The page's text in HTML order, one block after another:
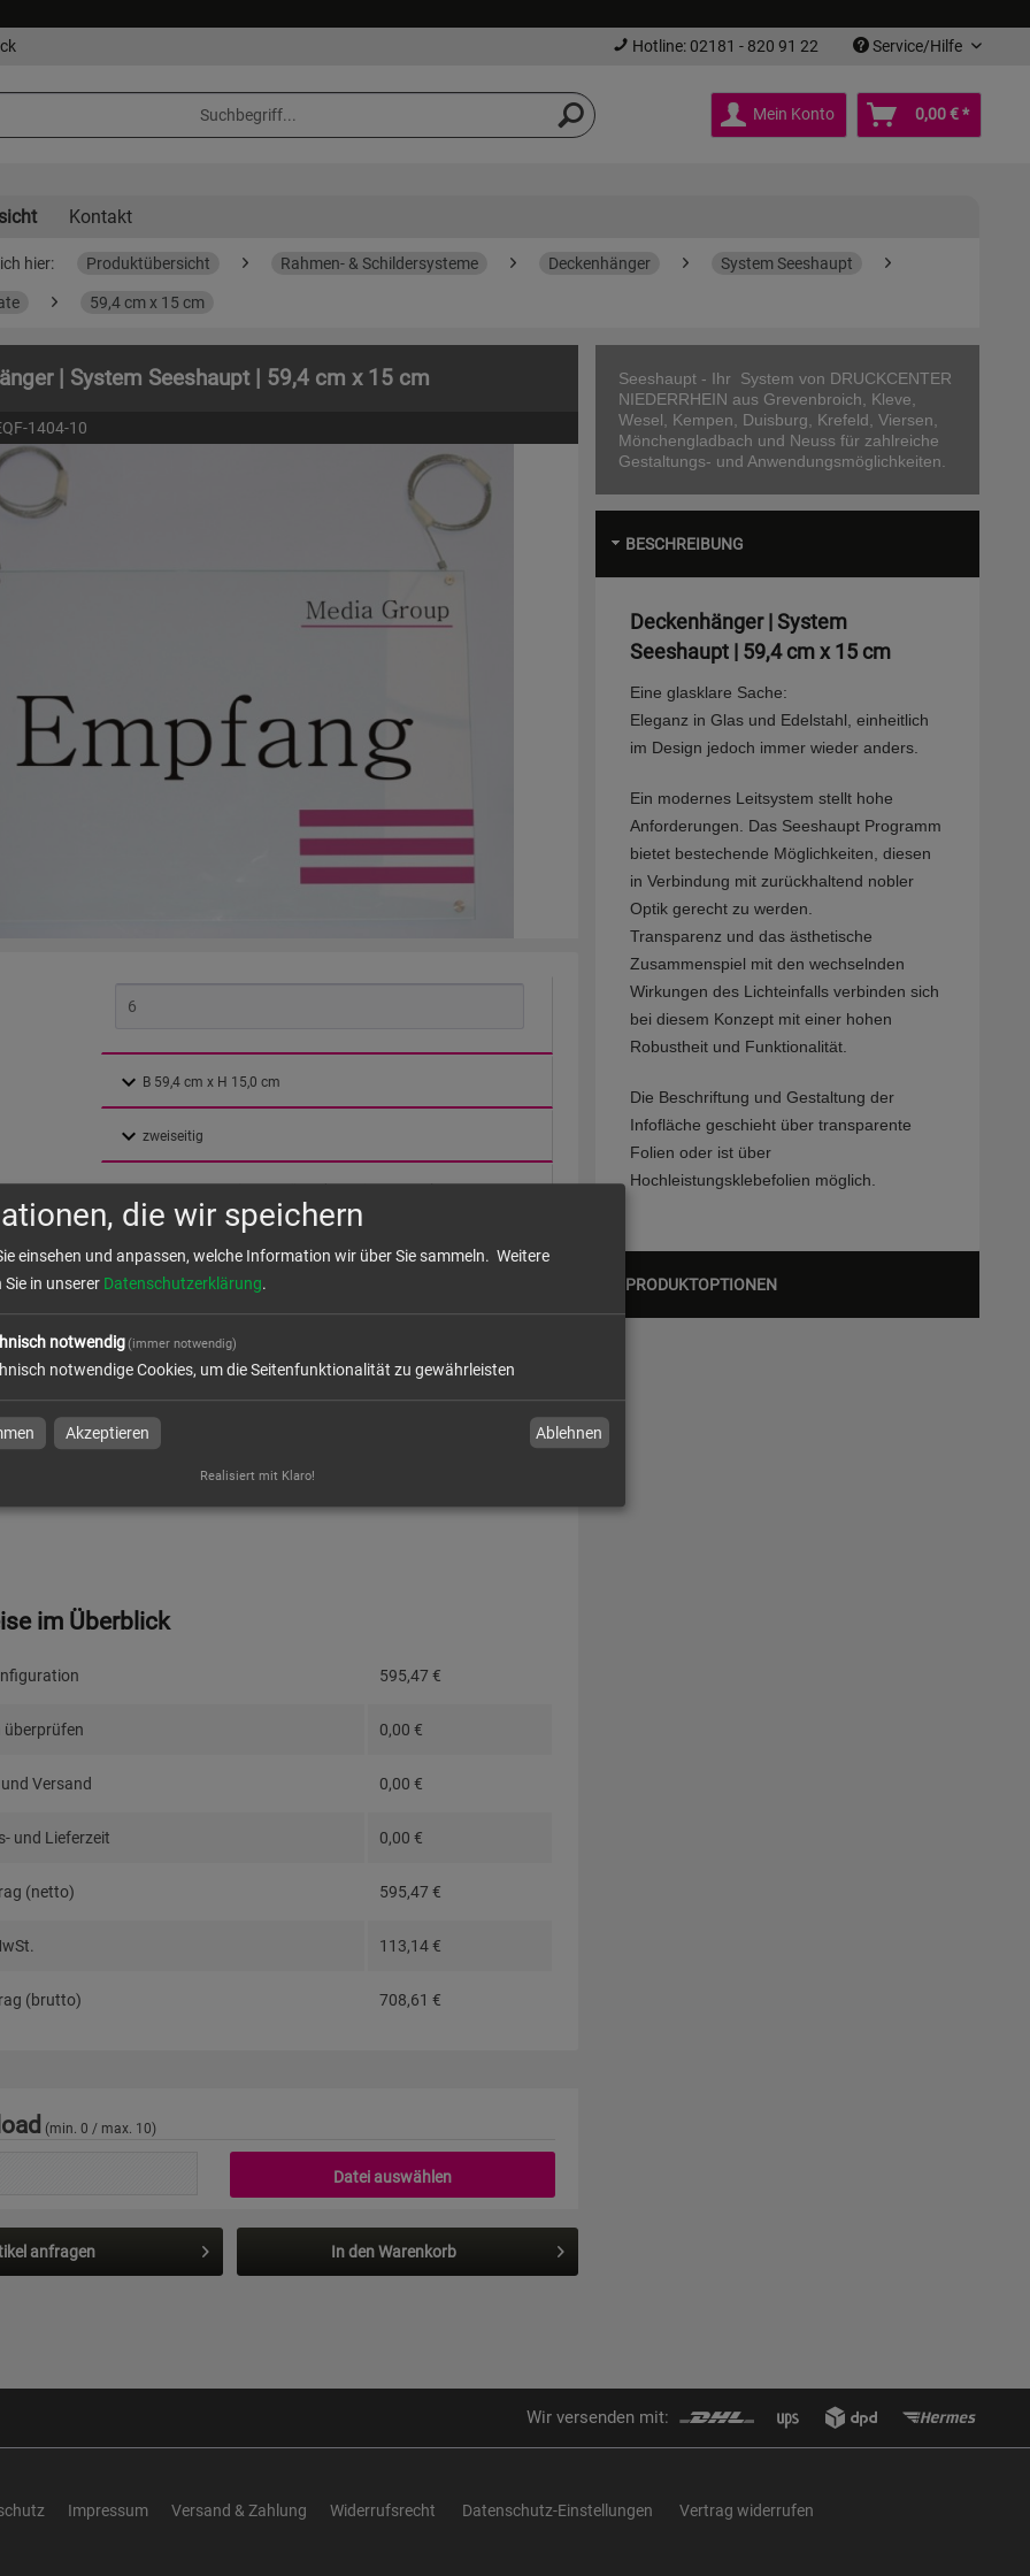
Hotline: 02181 - 820 91 22 Service/Hilfe
Mein Konto 0,00 € *
Kontakt
hier: Produktübersicht Rahmen- & Schildersysteme Deckenhänger System Seeshaupt
59,4 cm x 15 cm
| System Seeshaupt | 59,4 cm x 15 cm
1404-10
und Versand
im Überblick
595,47 €
überprüfen 0,00 €
Versand 0,00 €
und Lieferzeit 0,00 €
(netto) 595,47 €
113,14€
(brutto) 708,61 €
(min. 0 / max. 10)
Datei auswählen
anfragen In denWarenkorb
Seeshaupt - Ihr System von DRUCKCENTER
NIEDERRHEIN aus Grevenbroich, Kleve,
Wesel, Kempen, Duisburg, Krefeld, Viersen,
Mönchengladbach und Neuss für zahlreiche
Gestaltungs- und Anwendungsmöglichkeiten.
BESCHREIBUNG
Deckenhänger | System
Seeshaupt | 59,4 cm x 15 cm
Eine glasklare Sache:
Eleganz in Glas und Edelstahl, einheitlich
im Design jedoch immer wieder anders.
Ein modernes Leitsystem stellt hohe
Anforderungen. Das Seeshaupt Programm
bietet bestechende Möglichkeiten, diesen
in Verbindung mit zurückhaltend nobler
Optik gerecht zu werden.
Transparenz und das ästhetische
Zusammenspiel mit den wechselnden
Wirkungen des Lichteinfalls verbinden sich
bei diesem Konzept mit einer hohen
Robustheit und Funktionalität.
Die Beschriftung und Gestaltung der
Infofläche geschieht über transparente
Folien oder ist über
Hochleistungsklebefolien möglich.
PRODUKTOPTIONEN
Wir versenden mit:
Impressum Versand & Zahlung Widerrufsrecht Datenschutz-Einstellungen Vertrag widerrufen
die wir speichern
einsehen und anpassen, welche Information wir über Sie sammeln. Weitere
in unserer Datenschutzerklärung.
notwendig(immer notwendig)
notwendige Cookies, um die Seitenfunktionalität zu gewährleisten
Akzeptieren Ablehnen
Realisiert mit Klaro!